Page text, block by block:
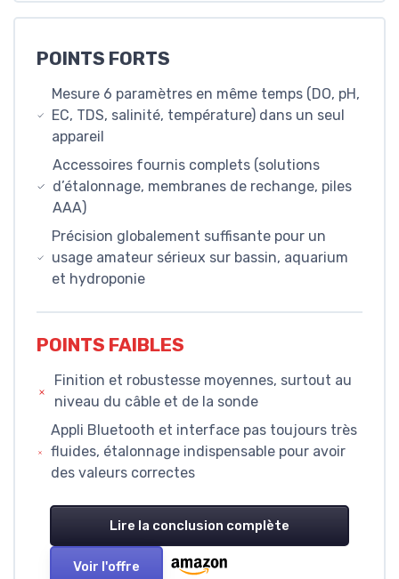
POINTS FORTS
Mesure 6 paramètres en même temps (DO, pH,
EC, TDS, salinité, température) dans un seul
appareil
Accessoires fournis complets (solutions
d’étalonnage, membranes de rechange, piles
AAA)
Précision globalement suffisante pour un
usage amateur sérieux sur bassin, aquarium
et hydroponie
POINTS FAIBLES
Finition et robustesse moyennes, surtout au
niveau du câble et de la sonde
Appli Bluetooth et interface pas toujours très
fluides, étalonnage indispensable pour avoir
des valeurs correctes
Lire la conclusion complète
Voir l'offre